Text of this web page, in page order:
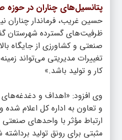
پتانسیل‌های چناران در
حسین غریب، فرماندار چناران
ظرفیت‌های گسترده شهرستان
صنعتی و کشاورزی از جایگاه
تغییرات مدیریتی می‌تواند
کار و تولید باشد.»
وی افزود: «اهداف و
و تعاون به اداره کل اعلام شده و
ارتباط مؤثر با واحدهای
مثبتی برای رونق تولید